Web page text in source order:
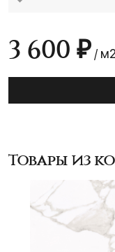
3 600 ₽ / м2
Товары из